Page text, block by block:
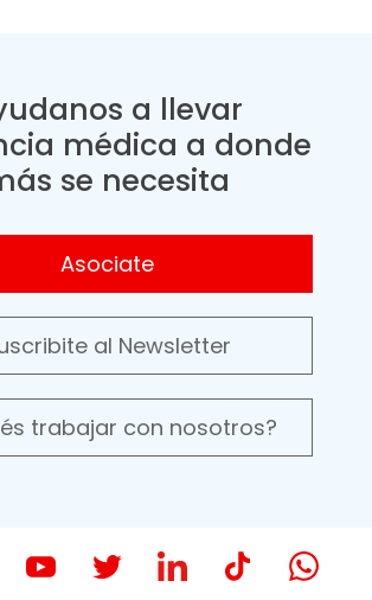
a llevar
médica a donde
se necesita
Asociate
al Newsletter
trabajar con nosotros?